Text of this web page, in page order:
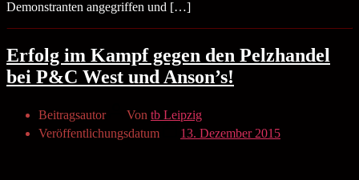
Demonstranten angegriffen und […]
Erfolg im Kampf gegen den Pelzhandel
bei P&C West und Anson’s!
Beitragsautor Von tb Leipzig
Veröffentlichungsdatum
13. Dezember 2015